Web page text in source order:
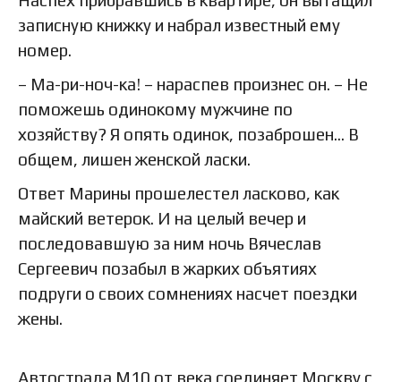
записную книжку и набрал известный ему
номер.
– Ма-ри-ноч-ка! – нараспев произнес он. – Не
поможешь одинокому мужчине по
хозяйству? Я опять одинок, позаброшен… В
общем, лишен женской ласки.
Ответ Марины прошелестел ласково, как
майский ветерок. И на целый вечер и
последовавшую за ним ночь Вячеслав
Сергеевич позабыл в жарких объятиях
подруги о своих сомнениях насчет поездки
жены.
Автострада М10 от века соединяет Москву с